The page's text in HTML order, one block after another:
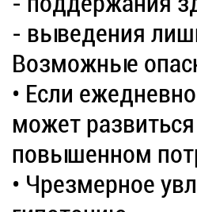
- выведения
Возможные
• Если
может
повышенном
• Чрезмерное